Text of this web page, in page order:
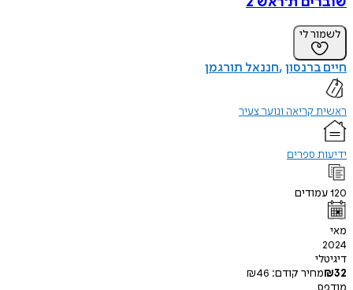
לשמור לי
חיים ברנסון חננאל תורגמן
ראשית קריאה ונוער צעיר
ידיעות ספרים
120עמודים
מאי
2024
דיגיטלי
₪32 מחיר קודם: ₪46
מודפס